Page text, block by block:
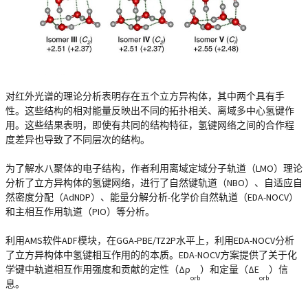
对红外光谱的理论分析表明存在五个立方异构体，其中两个具有手
性。这些结构的相对能量反映出不同的拓扑相关、离域多中心氢键作
用。这些结果表明，即使有共同的结构特征，氢键网络之间的合作程
度差异也导致了不同层次的结构。
为了解水八聚体的电子结构，作者利用离域定域分子轨道（LMO）理论
分析了立方异构体的氢键网络，进行了自然键轨道（NBO）、自适应自
然密度分配（AdNDP）、能量分解分析-化学价自然轨道（EDA-NOCV）
和主相互作用轨道（PIO）等分析。
利用AMS软件ADF模块，在GGA-PBE/TZ2P水平上，利用EDA-NOCV分析
了立方异构体中氢键相互作用的的本质。EDA-NOCV方案提供了关于化
学键中轨道相互作用强度和贡献的定性（Δρ
orb
）和定量（ΔE
orb
）信
息。